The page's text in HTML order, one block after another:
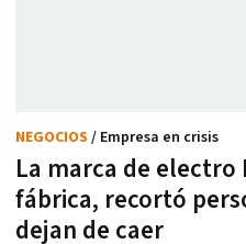
La marca de electro
fábrica, recortó
dejan de caer
NEGOCIOS / Empresa en crisis